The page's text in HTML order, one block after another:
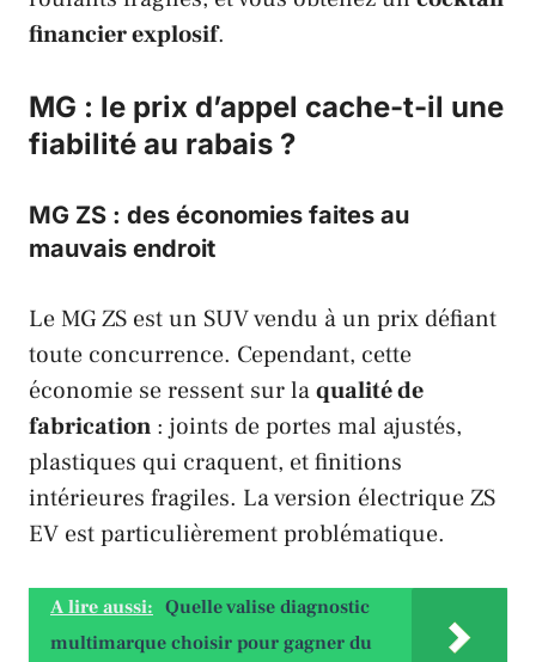
financier explosif.
MG : le prix d’appel cache-t-il une
fiabilité au rabais ?
MG ZS : des économies faites au
mauvais endroit
LeMG ZS est un SUV vendu à un prix défiant
toute concurrence. Cependant, cette
économie se ressent sur laqualité de
fabrication : joints de portes mal ajustés,
plastiques qui craquent, et finitions
intérieures fragiles. La version électriqueZS
EV est particulièrement problématique.
A lire aussi: Quelle valise diagnostic
multimarque choisir pour gagner du